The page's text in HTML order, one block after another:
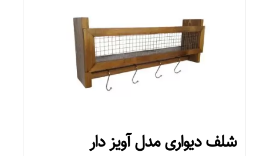
فضاهای داخلی
هال و پذیرایی
شلف دیواری مدل آویز دار